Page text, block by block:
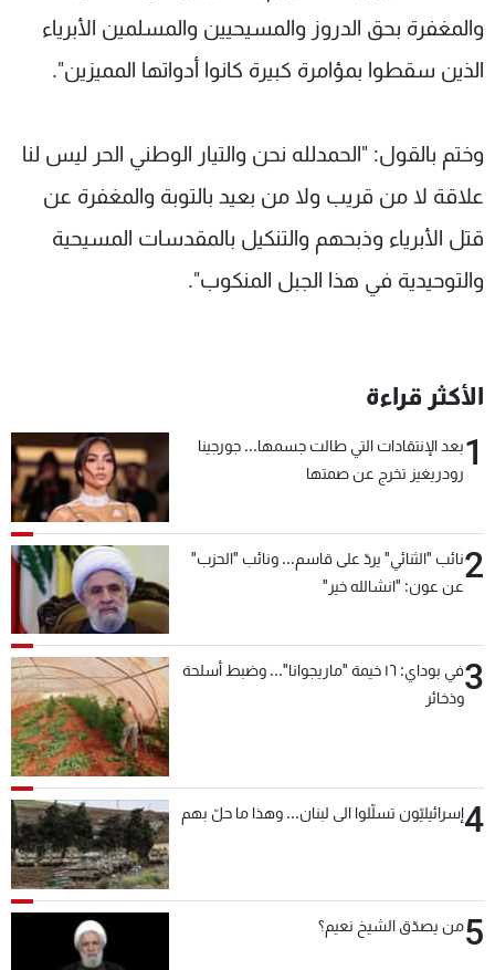
والمغفرة بحق الدروز والمسيحيين والمسلمين الأبرياء
الذين سقطوا بمؤامرة كبيرة كانوا أدواتها المميزين".
وختم بالقول: "الحمدلله نحن والتيار الوطني الحر ليس لنا
علاقة لا من قريب ولا من بعيد بالتوبة والمغفرة عن
قتل الأبرياء وذبحهم والتنكيل بالمقدسات المسيحية
والتوحيدية في هذا الجبل المنكوب".
الأكثر قراءة
1بعد الإنتقادات التي طالت جسمها... جورجينا
رودريغيز تخرج عن صمتها
2نائب "الثنائي" يردّ على قاسم... ونائب "الحزب"
عن عون: "انشالله خير"
3
في بوداي: ١٦ خيمة "ماريجوانا"... وضبط أسلحة
وذخائر
4إسرائيليّون تسلّلوا الى لبنان... وهذا ما حلّ بهم
5من يصدّق الشيخ نعيم؟